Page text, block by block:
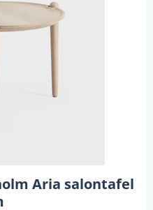
Aria salontafel